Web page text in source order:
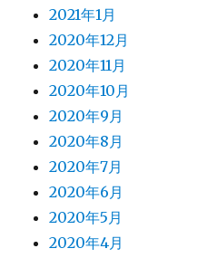
2021年1月
2020年12月
2020年11月
2020年10月
2020年9月
2020年8月
2020年7月
2020年6月
2020年5月
2020年4月